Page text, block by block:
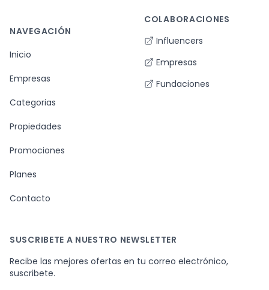
NAVEGACIÓN
Inicio
Empresas
Categorias
Propiedades
Promociones
Planes
Contacto
COLABORACIONES
Influencers
Empresas
Fundaciones
SUSCRIBETE A NUESTRO NEWSLETTER
Recibe las mejores ofertas en tu correo electrónico,
suscribete.